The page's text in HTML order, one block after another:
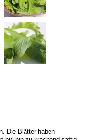
Die Blätter haben